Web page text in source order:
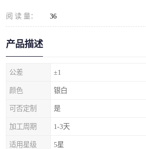
阅 读 量： 36
产品描述
公差 ±1
颜色 银白
可否定制 是
加工周期 1-3天
适用星级 5星